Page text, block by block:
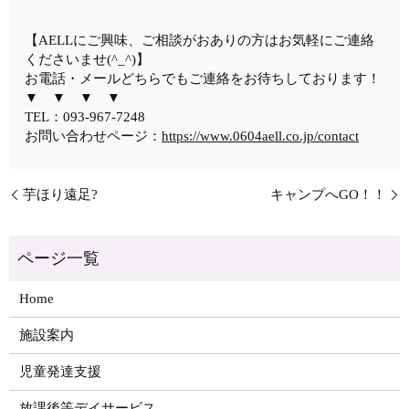
【AELLにご興味、ご相談がおありの方はお気軽にご連絡
くださいませ(^_^)】
お電話・メールどちらでもご連絡をお待ちしております！
▼ ▼ ▼ ▼
TEL：093-967-7248
お問い合わせページ：https://www.0604aell.co.jp/contact
芋ほり遠足? キャンプへGO！！
Home
施設案内
児童発達支援